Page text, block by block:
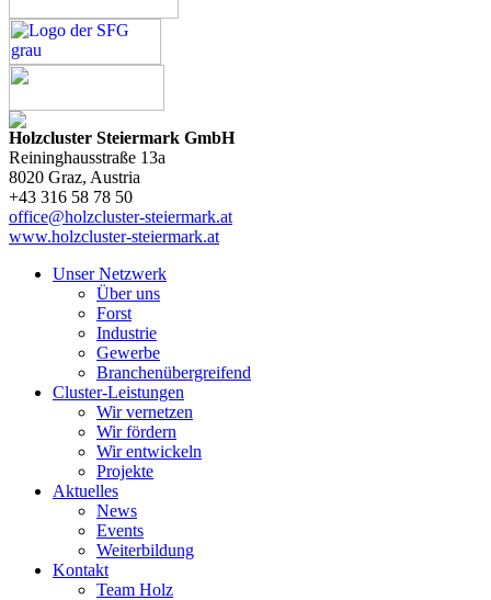
Holzcluster Steiermark GmbH
Reininghausstraße 13a
8020 Graz, Austria
+43 316 58 78 50
office@holzcluster-steiermark.at
www.holzcluster-steiermark.at
Unser Netzwerk
Über uns
Forst
Industrie
Gewerbe
Branchenübergreifend
Cluster-Leistungen
Wir vernetzen
Wir fördern
Wir entwickeln
Projekte
Aktuelles
News
Events
Weiterbildung
Kontakt
Team Holz